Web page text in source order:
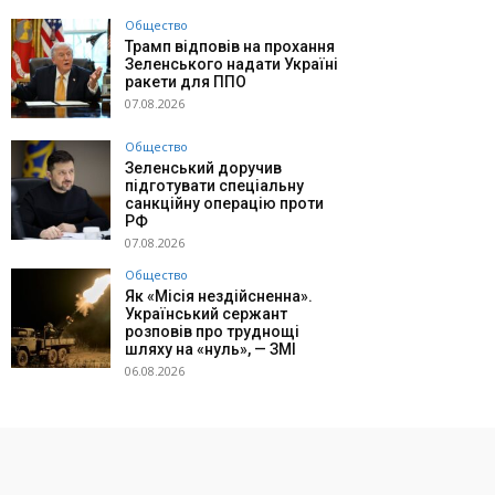
Общество
Трамп відповів на прохання
Зеленського надати Україні
ракети для ППО
07.08.2026
Общество
Зеленський доручив
підготувати спеціальну
санкційну операцію проти
РФ
07.08.2026
Общество
Як «Місія нездійсненна».
Український сержант
розповів про труднощі
шляху на «нуль», — ЗМІ
06.08.2026